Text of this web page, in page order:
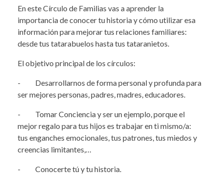
En este Círculo de Familias vas a aprender la
importancia de conocer tu historia y cómo utilizar esa
información para mejorar tus relaciones familiares:
desde tus tatarabuelos hasta tus tataranietos.
El objetivo principal de los círculos:
- Desarrollarnos de forma personal y profunda para
ser mejores personas, padres, madres, educadores.
- Tomar Conciencia y ser un ejemplo, porque el
mejor regalo para tus hijos es trabajar en ti mismo/a:
tus enganches emocionales, tus patrones, tus miedos y
creencias limitantes,…
- Conocerte tú y tu historia.